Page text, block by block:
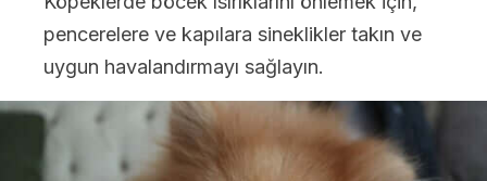
pencerelere ve kapılara sineklikler takın ve
uygun havalandırmayı sağlayın.